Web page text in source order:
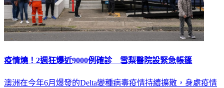
疫情燒！2週狂爆近9000例確診 雪梨醫院設緊急帳篷
澳洲在今年6月爆發的Delta變種病毒疫情持續擴散，身處疫情